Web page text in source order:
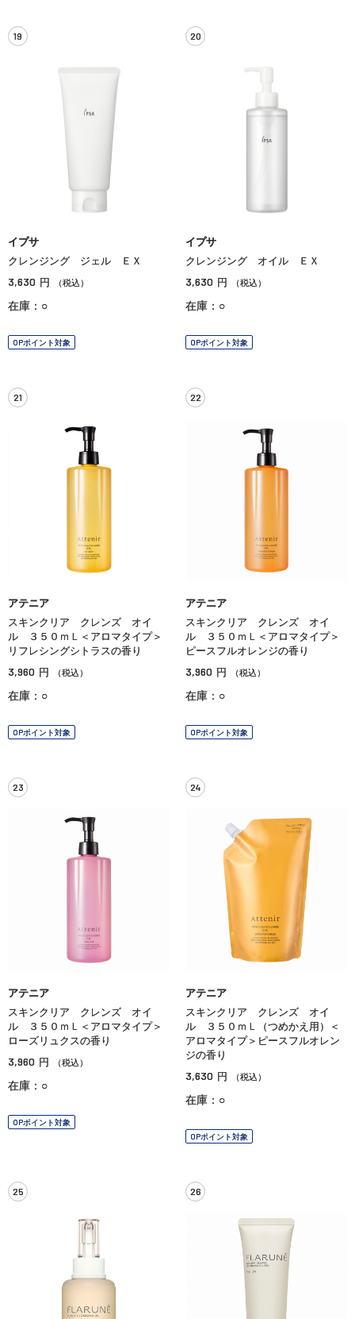
19
イプサ
クレンジング ジェル ＥＸ
3,630 円 （税込）
在庫：○
OPポイント対象
20
イプサ
クレンジング オイル ＥＸ
3,630 円 （税込）
在庫：○
OPポイント対象
21
アテニア
スキンクリア クレンズ オイ
ル ３５０ｍＬ＜アロマタイプ＞
リフレシングシトラスの香り
3,960 円 （税込）
在庫：○
OPポイント対象
22
アテニア
スキンクリア クレンズ オイ
ル ３５０ｍＬ＜アロマタイプ＞
ピースフルオレンジの香り
3,960 円 （税込）
在庫：○
OPポイント対象
23
アテニア
スキンクリア クレンズ オイ
ル ３５０ｍＬ＜アロマタイプ＞
ローズリュクスの香り
3,960 円 （税込）
在庫：○
OPポイント対象
24
アテニア
スキンクリア クレンズ オイ
ル ３５０ｍＬ（つめかえ用）＜
アロマタイプ＞ピースフルオレン
ジの香り
3,630 円 （税込）
在庫：○
OPポイント対象
25 26